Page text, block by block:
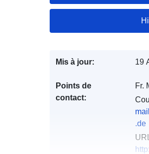
Mis à jour: 19
Points de
contact:
Fr.
.de